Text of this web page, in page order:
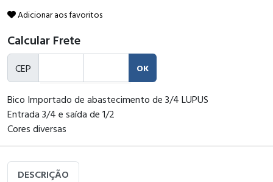
Adicionar aos favoritos
Calcular Frete
CEP OK
Bico Importado de abastecimento de 3/4 LUPUS
Entrada 3/4 e saída de 1/2
Cores diversas
DESCRIÇÃO